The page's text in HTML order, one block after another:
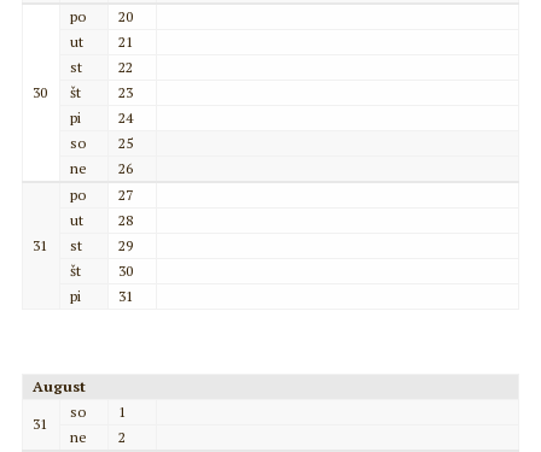
30
po
20
ut
21
st
22
št
23
pi
24
so
25
ne
26
31
po
27
ut
28
st
29
št
30
pi
31
August
31
so
1
ne
2